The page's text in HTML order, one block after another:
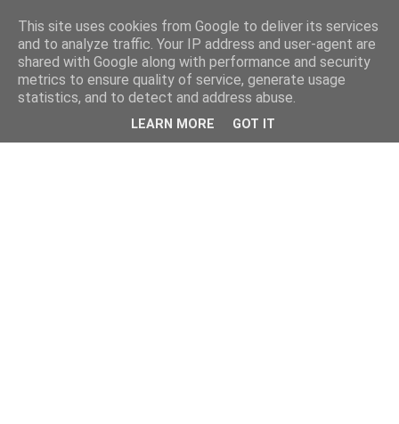
This site uses cookies from Google to deliver its services
and to analyze traffic. Your IP address and user-agent are
shared with Google along with performance and security
metrics to ensure quality of service, generate usage
statistics, and to detect and address abuse.
LEARN MORE GOT IT